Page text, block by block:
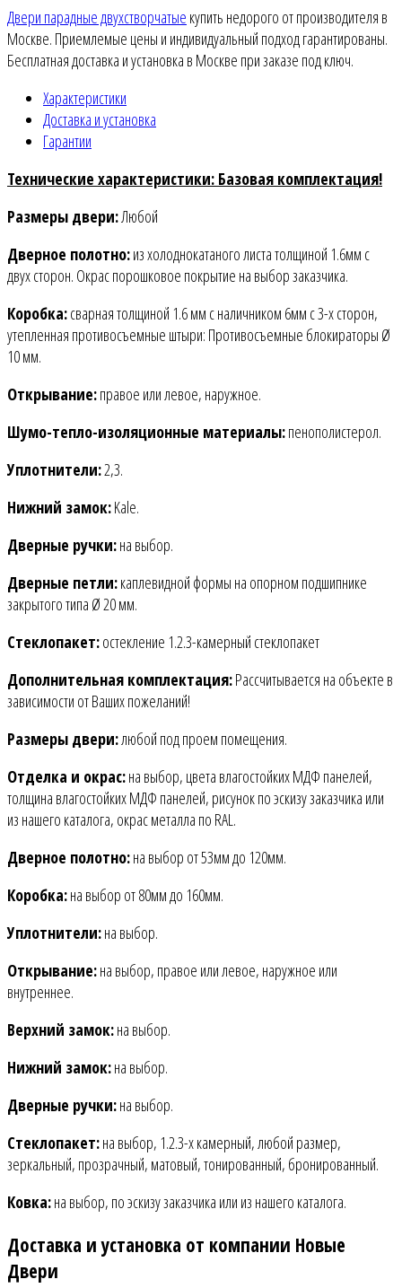
Двери парадные двухстворчатые купить недорого от производителя в
Москве. Приемлемые цены и индивидуальный подход гарантированы.
Бесплатная доставка и установка в Москве при заказе под ключ.
Характеристики
Доставка и установка
Гарантии
Технические характеристики: Базовая комплектация!
Размеры двери:Любой
Дверное полотно:из холоднокатаного листа толщиной 1.6мм c
двух сторон. Окрас порошковое покрытие на выбор заказчика.
Коробка:сварная толщиной 1.6 мм с наличником 6мм с 3-х сторон,
утепленная противосъемные штыри: Противосъемные блокираторы Ø
10 мм.
Открывание:правое или левое, наружное.
Шумо-тепло-изоляционные материалы:пенополистерол.
Уплотнители:2,3.
Нижний замок:Kale.
Дверные ручки:на выбор.
Дверные петли:каплевидной формы на опорном подшипнике
закрытого типа Ø 20 мм.
Стеклопакет:остекление 1.2.3-камерный стеклопакет
Дополнительная комплектация:Рассчитывается на объекте в
зависимости от Ваших пожеланий!
Размеры двери:любой под проем помещения.
Отделка и окрас:на выбор, цвета влагостойких МДФ панелей,
толщина влагостойких МДФ панелей, рисунок по эскизу заказчика или
из нашего каталога, окрас металла по RAL.
Дверное полотно:на выбор от 53мм до 120мм.
Коробка:на выбор от 80мм до 160мм.
Уплотнители:на выбор.
Открывание:на выбор, правое или левое, наружное или
внутреннее.
Верхний замок:на выбор.
Нижний замок:на выбор.
Дверные ручки:на выбор.
Стеклопакет:на выбор, 1.2.3-х камерный, любой размер,
зеркальный, прозрачный, матовый, тонированный, бронированный.
Ковка:на выбор, по эскизу заказчика или из нашего каталога.
Доставка и установка от компании Новые
Двери